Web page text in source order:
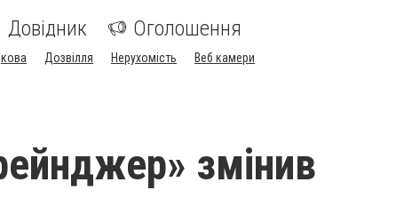
Довідник Оголошення
Дозвілля Нерухомість Веб камери
змінив